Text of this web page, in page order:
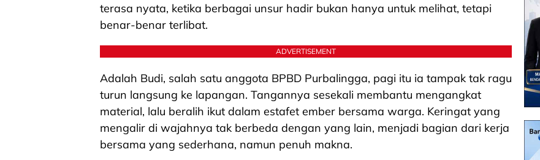
terasa nyata, ketika berbagai unsur hadir bukan hanya untuk melihat, tetapi
benar-benar terlibat.
ADVERTISEMENT
Adalah Budi, salah satu anggota BPBD Purbalingga, pagi itu ia tampak tak ragu
turun langsung ke lapangan. Tangannya sesekali membantu mengangkat
material, lalu beralih ikut dalam estafet ember bersama warga. Keringat yang
mengalir di wajahnya tak berbeda dengan yang lain, menjadi bagian dari kerja
bersama yang sederhana, namun penuh makna.